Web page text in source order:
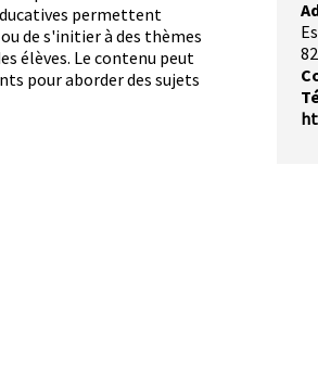
permettent
de s'initier à des thèmes
élèves. Le contenu peut
pour aborder des sujets